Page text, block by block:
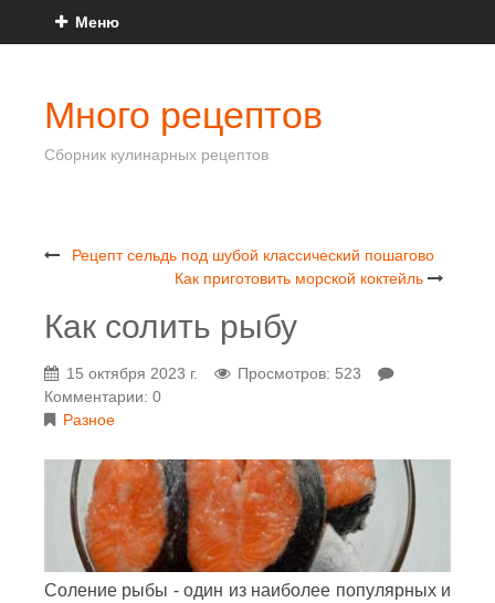
Меню
Много рецептов
Сборник кулинарных рецептов
Рецепт сельдь под шубой классический пошагово
Как приготовить морской коктейль
Как солить рыбу
15 октября 2023 г.
Просмотров: 523
Комментарии: 0
Разное
Соление рыбы - один из наиболее популярных и